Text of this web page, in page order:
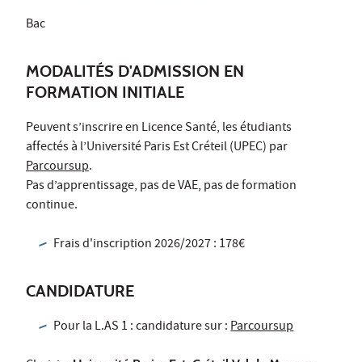
Bac
MODALITÉS D'ADMISSION EN
FORMATION INITIALE
Peuvent s’inscrire en Licence Santé, les étudiants
affectés à l’Université Paris Est Créteil (UPEC) par
Parcoursup.
Pas d’apprentissage, pas de VAE, pas de formation
continue.
Frais d'inscription 2026/2027 : 178€
CANDIDATURE
Pour la L.AS 1 : candidature sur :Parcoursup